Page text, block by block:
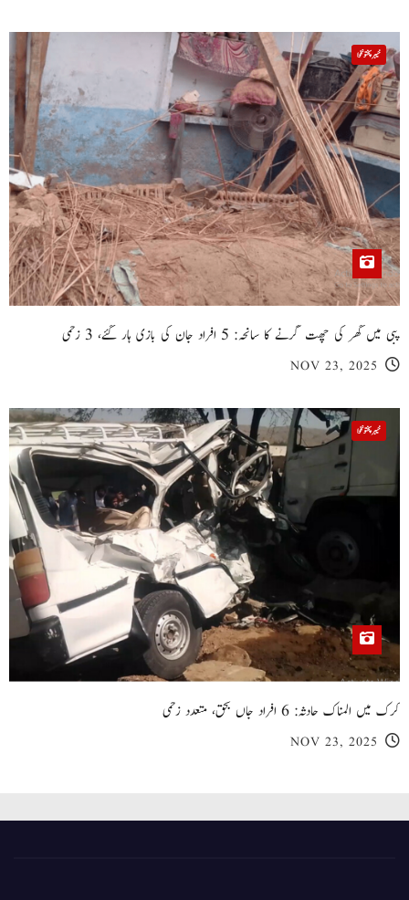
خیبر پختونخوا
پبی میں گھر کی چھت گرنے کا سانحہ: 5 افراد جان کی بازی ہار گئے، 3 زخمی
NOV 23, 2025
خیبر پختونخوا
کرک میں المناک حادثہ: 6 افراد جاں بحق، متعدد زخمی
NOV 23, 2025